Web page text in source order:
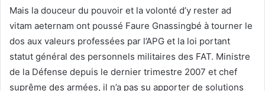
Mais la douceur du pouvoir et la volonté d’y rester ad
vitam aeternam ont poussé Faure Gnassingbé à tourner le
dos aux valeurs professées par l’APG et la loi portant
statut général des personnels militaires des FAT. Ministre
de la Défense depuis le dernier trimestre 2007 et chef
suprême des armées, il n’a pas su apporter de solutions